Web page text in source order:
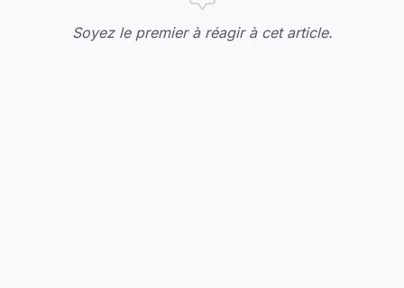
Soyez le premier à réagir à cet article.